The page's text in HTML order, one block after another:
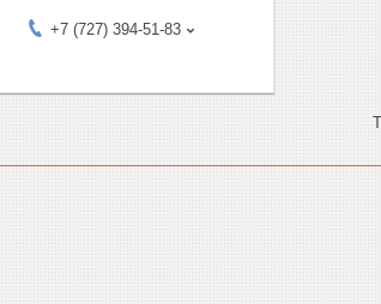
+7 (727) 394-51-83